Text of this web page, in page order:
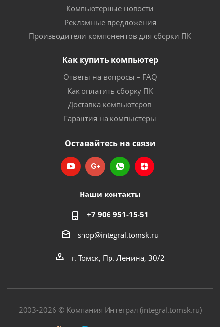
Компьютерные новости
Рекламные предложения
Производители компонентов для сборки ПК
Как купить компьютер
Ответы на вопросы – FAQ
Как оплатить сборку ПК
Доставка компьютеров
Гарантия на компьютеры
Оставайтесь на связи
Наши контакты
+7 906 951-15-51
shop@integral.tomsk.ru
г. Томск, Пр. Ленина, 30/2
2003-2026 © Компания Интеграл (integral.tomsk.ru)